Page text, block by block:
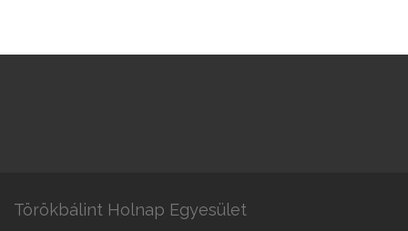
Törökbálint Holnap Egyesület